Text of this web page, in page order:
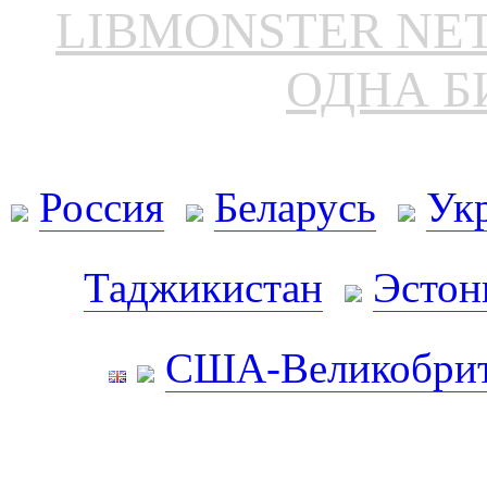
LIBMONSTER
ОДНА
Россия Беларусь
Таджикистан
США-